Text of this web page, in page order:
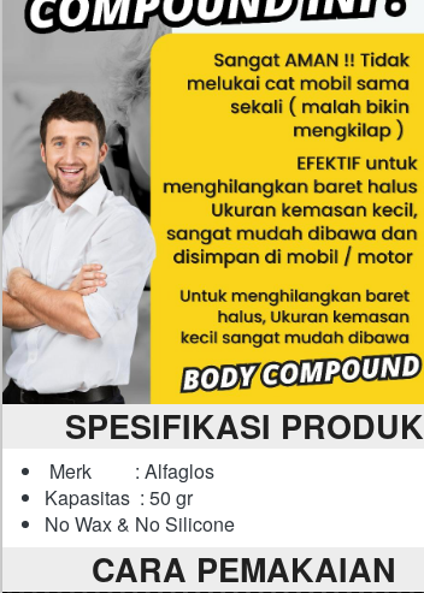
SPESIFIKASI PRODUK
Merk         : Alfaglos
Kapasitas  : 50 gr
No Wax & No Silicone
CARA PEMAKAIAN